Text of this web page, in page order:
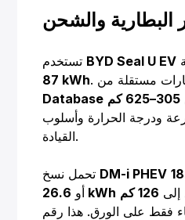
البطارية والشحن
BYD Seal U EV
87 kWh
Database
305–625 كم
ودرجة الحرارة وأسلوب
القيادة.
DM-i PHEV
أو 26.6 kWh
126 كم
فقط على الورق. هذا رقم